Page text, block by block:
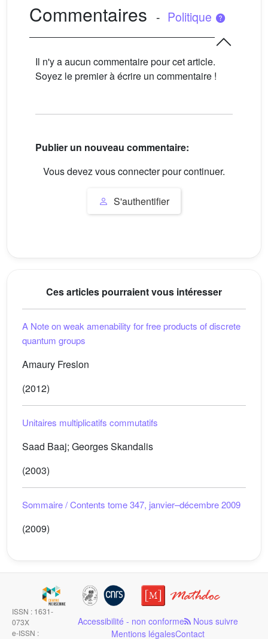
Commentaires - Politique
Il n'y a aucun commentaire pour cet article.
Soyez le premier à écrire un commentaire !
Publier un nouveau commentaire:
Vous devez vous connecter pour continuer.
S'authentifier
Ces articles pourraient vous intéresser
A Note on weak amenability for free products of discrete
quantum groups
Amaury Freslon
(2012)
Unitaires multiplicatifs commutatifs
Saad Baaj; Georges Skandalis
(2003)
Sommaire / Contents tome 347, janvier–décembre 2009
(2009)
ISSN : 1631-
073X
e-ISSN :
Accessibilité - non conforme Nous suivre
Mentions légalesContact